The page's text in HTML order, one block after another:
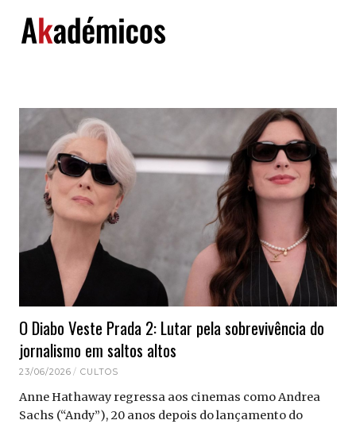
content
O Diabo Veste Prada 2: Lutar pela sobrevivência do
jornalismo em saltos altos
23/06/2026 CULTOS
Anne Hathaway regressa aos cinemas como Andrea
Sachs (“Andy”), 20 anos depois do lançamento do